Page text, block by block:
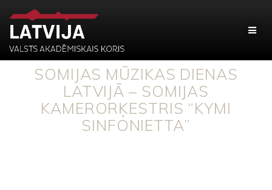
SOMIJAS MŪZIKAS DIENAS
LATVIJĀ – SOMIJAS
KAMERORĶESTRIS “KYMI
SINFONIETTA”